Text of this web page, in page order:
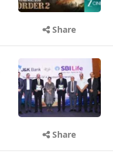
Share
Share